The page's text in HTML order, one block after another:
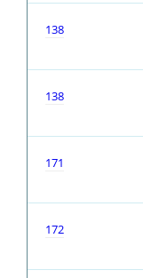
138
138
171
172